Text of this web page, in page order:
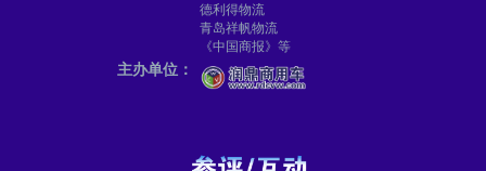
德利得物流
青岛祥帆物流
《中国商报》等
主办单位：